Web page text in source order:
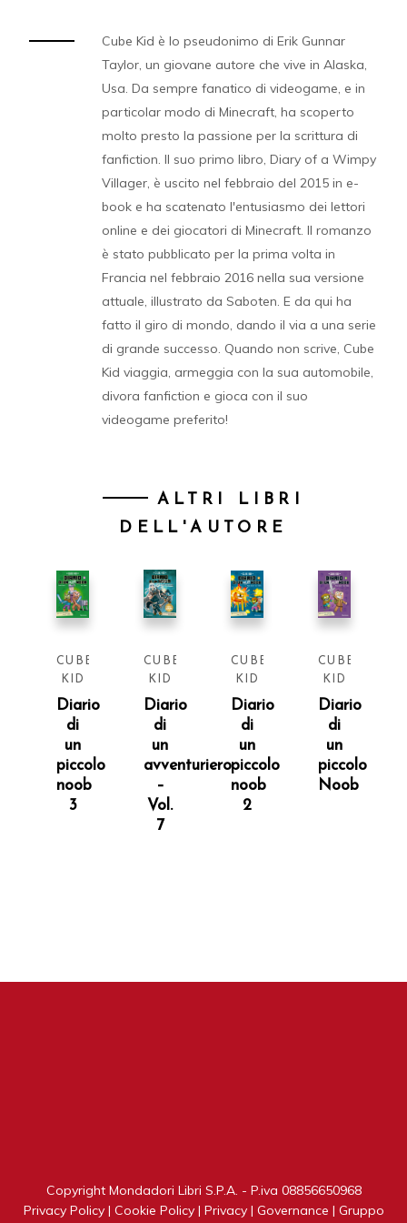
Cube Kid è lo pseudonimo di Erik Gunnar
Taylor, un giovane autore che vive in Alaska,
Usa. Da sempre fanatico di videogame, e in
particolar modo di Minecraft, ha scoperto
molto presto la passione per la scrittura di
fanfiction. Il suo primo libro, Diary of a Wimpy
Villager, è uscito nel febbraio del 2015 in e-
book e ha scatenato l'entusiasmo dei lettori
online e dei giocatori di Minecraft. Il romanzo
è stato pubblicato per la prima volta in
Francia nel febbraio 2016 nella sua versione
attuale, illustrato da Saboten. E da qui ha
fatto il giro di mondo, dando il via a una serie
di grande successo. Quando non scrive, Cube
Kid viaggia, armeggia con la sua automobile,
divora fanfiction e gioca con il suo
videogame preferito!
ALTRI LIBRI
DELL'AUTORE
CUBE
KID
Diario
di
un
piccolo
noob
3
CUBE
KID
Diario
di
un
avventuriero
–
Vol.
7
CUBE
KID
Diario
di
un
piccolo
noob
2
CUBE
KID
Diario
di
un
piccolo
Noob
Copyright Mondadori Libri S.P.A. - P.iva 08856650968
Privacy Policy| Cookie Policy| Privacy| Governance | Gruppo